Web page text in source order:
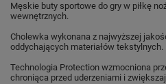
Męskie buty sportowe do gry w piłkę
wewnętrznych.
Cholewka wykonana z najwyższej
oddychających materiałów tekstylnych.
Technologia Protection wzmocniona
chroniąca przed uderzeniami i